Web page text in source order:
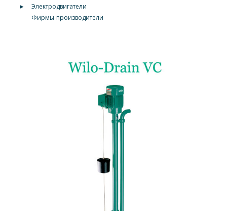
►
Электродвигатели
Фирмы-производители